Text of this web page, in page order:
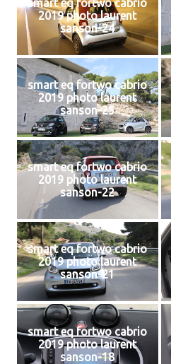
smart eq fortwo cabrio
2019 photo laurent
sanson-24
smart eq fortwo cabrio
2019 photo laurent
sanson-25
smart eq fortwo cabrio
2019 photo laurent
sanson-22
smart eq fortwo cabrio
2019 photo laurent
sanson-21
smart eq fortwo cabrio
2019 photo laurent
sanson-18